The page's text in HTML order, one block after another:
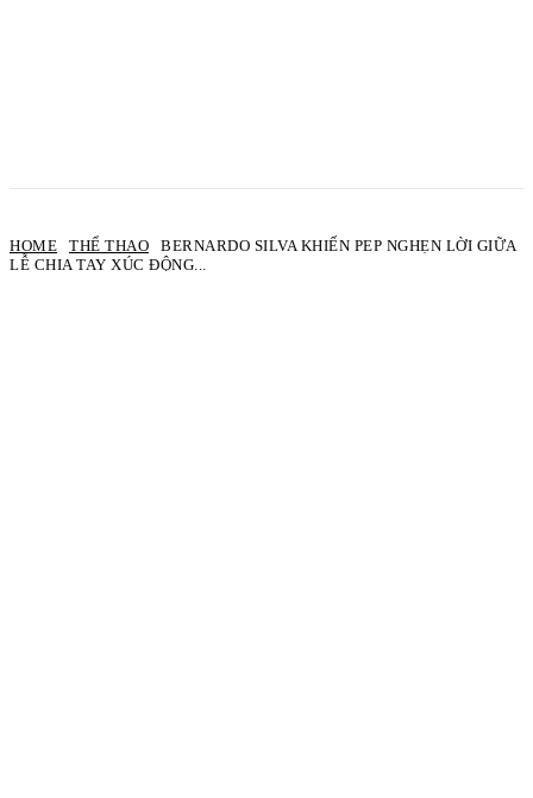
HOME THỂ THAO
BERNARDO SILVA KHIẾN PEP NGHẸN LỜI GIỮA
LỄ CHIA TAY XÚC ĐỘNG...